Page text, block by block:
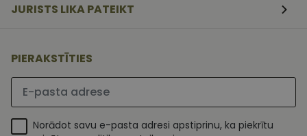
JURISTS LIKA PATEIKT
PIERAKSTĪTIES
Lūdzu ievadiet e-pasta adresi
Norādot savu e-pasta adresi apstiprinu, ka piekrītu